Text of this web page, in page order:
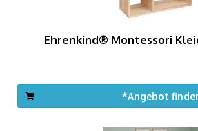
Ehrenkind® Montessori
*Angebot